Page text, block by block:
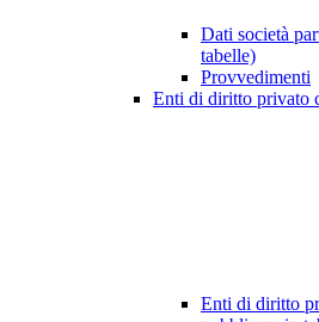
Dati società
tabelle)
Provvedimenti
Enti di diritto privato
Enti di diritto